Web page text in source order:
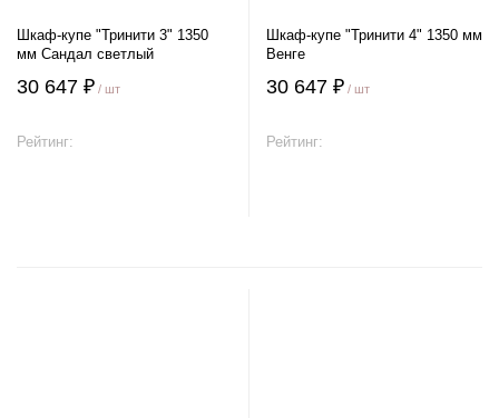
Шкаф-купе "Тринити 3" 1350
мм Сандал светлый
30 647 ₽ / шт
Рейтинг:
Шкаф-купе "Тринити 4" 1350 мм
Венге
30 647 ₽ / шт
Рейтинг: